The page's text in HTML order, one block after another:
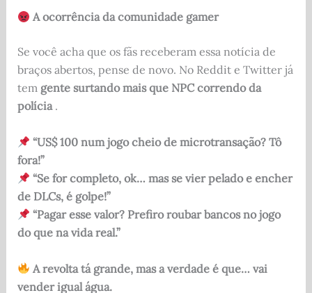
A ocorrência da comunidade gamer
Se você acha que os fãs receberam essa notícia de
braços abertos, pense de novo. No Reddit e Twitter já
tem gente surtando mais que NPC correndo da
polícia.
“US$ 100 num jogo cheio de microtransação? Tô
fora!”
“Se for completo, ok… mas se vier pelado e encher
de DLCs, é golpe!”
“Pagar esse valor? Prefiro roubar bancos no jogo
do que na vida real.”
A revolta tá grande, mas a verdade é que… vai
vender igual água.